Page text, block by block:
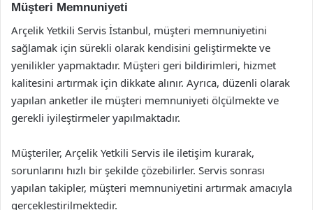
Müşteri Memnuniyeti
Arçelik Yetkili Servis İstanbul, müşteri memnuniyetini
sağlamak için sürekli olarak kendisini geliştirmekte ve
yenilikler yapmaktadır. Müşteri geri bildirimleri, hizmet
kalitesini artırmak için dikkate alınır. Ayrıca, düzenli olarak
yapılan anketler ile müşteri memnuniyeti ölçülmekte ve
gerekli iyileştirmeler yapılmaktadır.
Müşteriler, Arçelik Yetkili Servis ile iletişim kurarak,
sorunlarını hızlı bir şekilde çözebilirler. Servis sonrası
yapılan takipler, müşteri memnuniyetini artırmak amacıyla
gerçekleştirilmektedir.